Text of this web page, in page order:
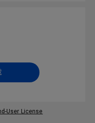
User License